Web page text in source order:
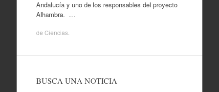
Andalucía y uno de los responsables del proyecto
Alhambra. …
de Ciencias.
BUSCA UNA NOTICIA